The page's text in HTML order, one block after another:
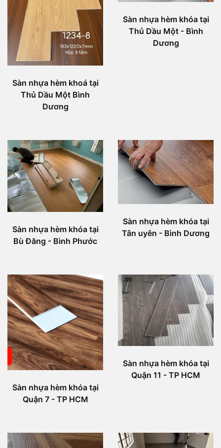
Sàn nhựa hèm khoá tại
Thủ Dầu Một Bình
Dương
Sàn nhựa hèm khóa tại
Thủ Dầu Một - Bình
Dương
Sàn nhựa hèm khóa tại
Bù Đăng - Bình Phước
Sàn nhựa hèm khóa tại
Tân uyên - Bình Dương
Sàn nhựa hèm khóa tại
Quận 7 - TP HCM
Sàn nhựa hèm khóa tại
Quận 11 - TP HCM